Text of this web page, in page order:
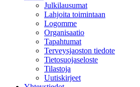
Julkilausumat
Lahjoita toimintaan
Logomme
Organisaatio
Tapahtumat
Terveysjaoston tiedote
Tietosuojaseloste
Tilastoja
Uutiskirjeet